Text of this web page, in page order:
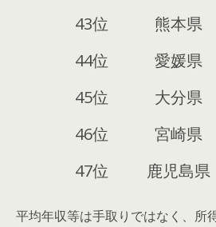
43位
熊本県
44位
愛媛県
45位
大分県
46位
宮崎県
47位
鹿児島県
平均年収等は手取りではなく、所